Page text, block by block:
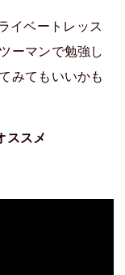
イベートレッス
ーマンで勉強し
みてもいいかも
ススメ